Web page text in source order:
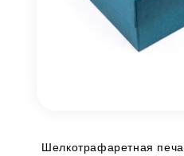
Шелкотрафаретная